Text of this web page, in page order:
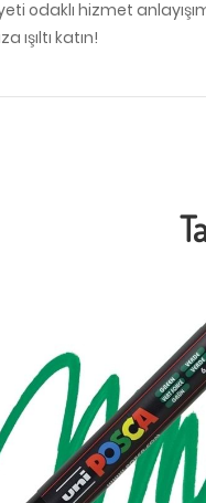
odaklı hizmet
ışıltı katın!